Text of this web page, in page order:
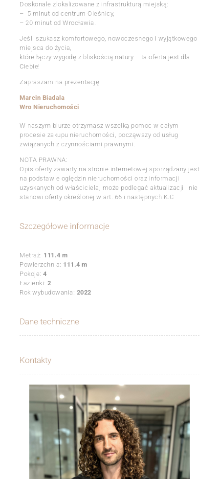
Doskonale zlokalizowane z infrastrukturą miejską:
– 5 minut od centrum Oleśnicy,
– 20 minut od Wrocławia.
Jeśli szukasz komfortowego, nowoczesnego i wyjątkowego
miejsca do życia,
które łączy wygodę z bliskością natury – ta oferta jest dla
Ciebie!
Zapraszam na prezentację
Marcin Biadala
Wro Nieruchomości
W naszym biurze otrzymasz wszelką pomoc w całym
procesie zakupu nieruchomości, począwszy od usług
związanych z czynnościami prawnymi.
NOTA PRAWNA:
Opis oferty zawarty na stronie internetowej sporządzany jest
na podstawie oględzin nieruchomości oraz informacji
uzyskanych od właściciela, może podlegać aktualizacji i nie
stanowi oferty określonej w art. 66 i następnych K.C
Szczegółowe informacje
Metraż: 111.4 m
Powierzchnia: 111.4 m
Pokoje: 4
Łazienki: 2
Rok wybudowania: 2022
Dane techniczne
Kontakty